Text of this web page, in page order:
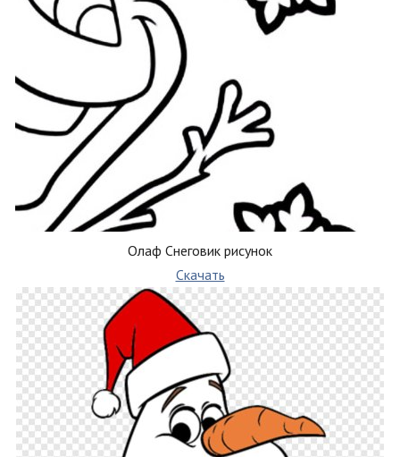
Олаф Снеговик рисунок
Скачать